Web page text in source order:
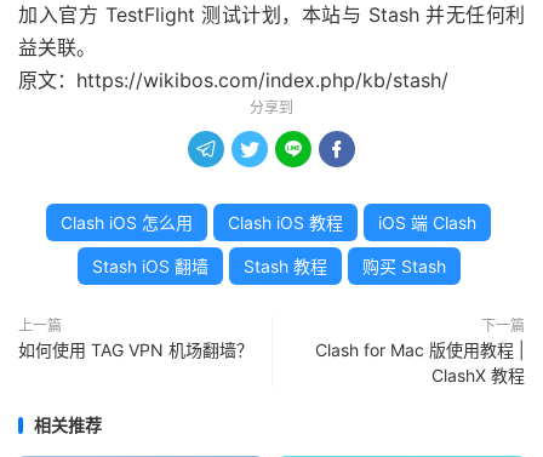
加入官方 TestFlight 测试计划，本站与 Stash 并无任何利
益关联。
原文：https://wikibos.com/index.php/kb/stash/
分享到
   
Clash iOS 怎么用 Clash iOS 教程 iOS 端 Clash
Stash iOS 翻墙 Stash 教程 购买 Stash
上一篇
如何使用 TAG VPN 机场翻墙？
下一篇
Clash for Mac 版使用教程 |
ClashX 教程
相关推荐